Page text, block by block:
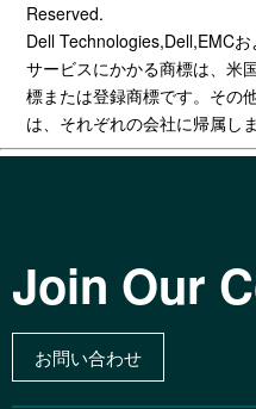
Reserved.
Dell Technologies,Dell,EMC
サービスにかかる商標は、米
標または登録商標です。その
は、それぞれの会社に帰属しま
Join Our
お問い合わせ